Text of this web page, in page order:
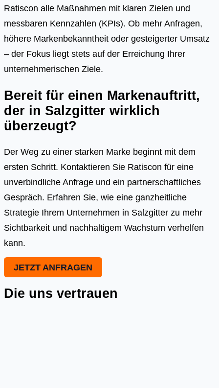
Ratiscon alle Maßnahmen mit klaren Zielen und
messbaren Kennzahlen (KPIs). Ob mehr Anfragen,
höhere Markenbekanntheit oder gesteigerter Umsatz
– der Fokus liegt stets auf der Erreichung Ihrer
unternehmerischen Ziele.
Bereit für einen Markenauftritt,
der in Salzgitter wirklich
überzeugt?
Der Weg zu einer starken Marke beginnt mit dem
ersten Schritt. Kontaktieren Sie Ratiscon für eine
unverbindliche Anfrage und ein partnerschaftliches
Gespräch. Erfahren Sie, wie eine ganzheitliche
Strategie Ihrem Unternehmen in Salzgitter zu mehr
Sichtbarkeit und nachhaltigem Wachstum verhelfen
kann.
JETZT ANFRAGEN
Die uns vertrauen